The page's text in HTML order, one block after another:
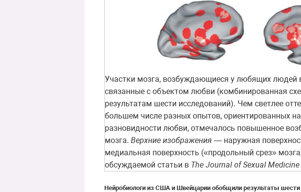
Участки мозга, возбуждающиеся у любящих людей
связанные с объектом любви (комбинированная
результатам шести исследований). Чем светлее
большем числе разных опытов, ориентированных
разновидности любви, отмечалось повышенное
мозга. Верхние изображения — наружная
медиальная поверхность («продольный срез»
обсуждаемой статьи в The Journal of Sexual Medicine
Нейробиологи из США и Швейцарии обобщили результаты